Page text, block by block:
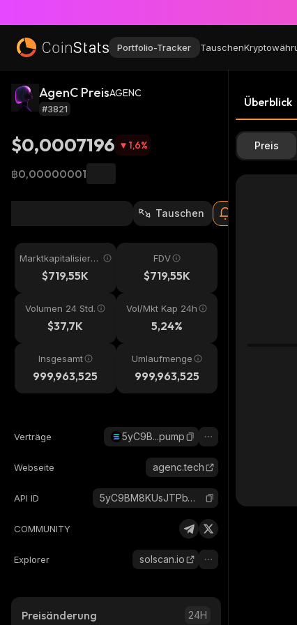
Portfolio-Tracker Tauschen
AgenC PreisAGENC
#3821
$0,0007196 1,6%
฿0,00000001
Tauschen
Marktkapitalisieru
$719,55K
FDV
$719,55K
Volumen 24 Std.
$37,7K
Vol/Mkt Kap 24h
5,24%
Insgesamt
999,963,525
Umlaufmenge
999,963,525
Verträge 5yC9B...pump
Webseite agenc.tech
API ID 5yC9BM8KUsJTPbWPLfA2N8qH1s9V8DQ3Vcw1G6Jdpump_solana
COMMUNITY
Explorer solscan.io
Preisänderung 24H
Überblick
Preis